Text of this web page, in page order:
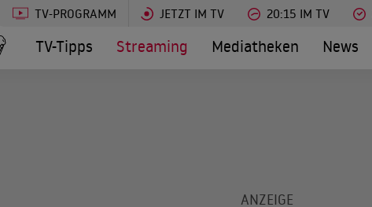
TV-PROGRAMM JETZT IM TV 20:15 IM TV
TV-Tipps Streaming Mediatheken News